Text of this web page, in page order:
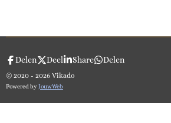
Delen Deel Share Delen
© 2020 - 2026 Vikado
Powered byJouwWeb